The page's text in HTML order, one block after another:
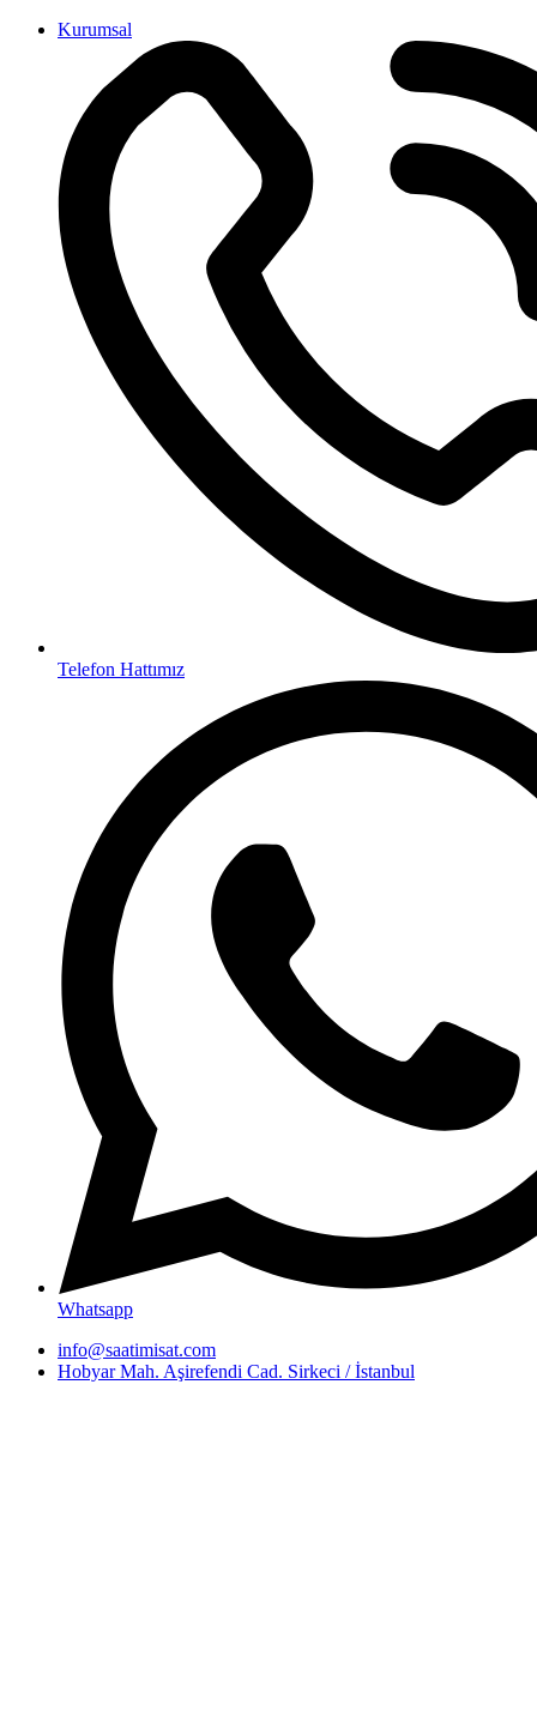
İçeriğeKurumsal
Telefon Hattımız
Whatsapp
info@saatimisat.com
Hobyar Mah. Aşirefendi Cad. Sirkeci / İstanbul